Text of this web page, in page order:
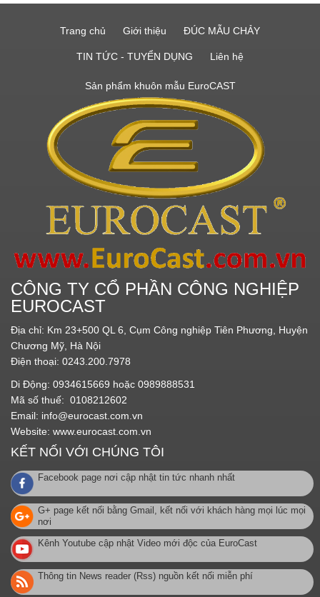
Trang chủ Giới thiệu ĐÚC MẪU CHẢY
TIN TỨC - TUYỂN DỤNG Liên hệ
Sản phẩm khuôn mẫu EuroCAST
CÔNG TY CỔ PHẦN CÔNG NGHIỆP
EUROCAST
Địa chỉ: Km 23+500 QL 6, Cụm Công nghiệp Tiên Phương, Huyện
Chương Mỹ, Hà Nội
Điện thoại: 0243.200.7978
Di Động: 0934615669 hoặc 0989888531
Mã số thuế: 0108212602
Email: info@eurocast.com.vn
Website: www.eurocast.com.vn
KẾT NỐI VỚI CHÚNG TÔI
Facebook page nơi cập nhật tin tức nhanh nhất
G+ page kết nối bằng Gmail, kết nối với khách hàng mọi lúc mọi
nơi
Kênh Youtube cập nhật Video mới độc của EuroCast
Thông tin News reader (Rss) nguồn kết nối miễn phí